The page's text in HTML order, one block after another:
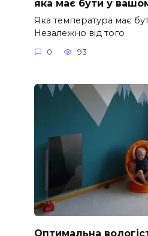
яка має бути у
Яка температура має
Незалежно від того
0 93
Оптимальна